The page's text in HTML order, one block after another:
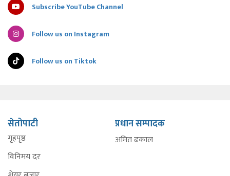
Subscribe YouTube Channel
Follow us on Instagram
Follow us on Tiktok
सेतोपाटी
गृहपृष्ठ
विनिमय दर
प्रधान सम्पादक
अमित ढकाल